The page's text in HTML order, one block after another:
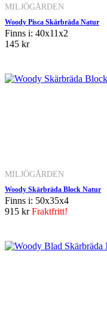
MILJÖGÅRDEN
Woody Pisca Skärbräda Natur
Finns i: 40x11x2
145 kr
MILJÖGÅRDEN
Woody Skärbräda Block Natur
Finns i: 50x35x4
915 krFraktfritt!